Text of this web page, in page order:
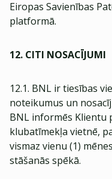
Eiropas Savienības
platformā.
12. CITI NOSACĪJUMI
12.1. BNL ir tiesības
noteikumus un
BNL informēs Klientu
klubatīmekļa vietnē,
vismaz vienu (1)
stāšanās spēkā.